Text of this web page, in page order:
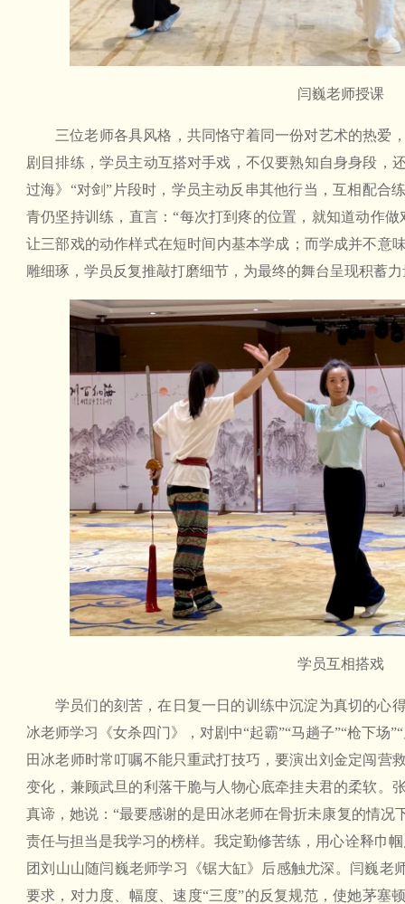
闫巍老师授课
三位老师各具风格，共同恪守着同一份对艺术的热爱
剧目排练，学员主动互搭对手戏，不仅要熟知自身身段，
过海》“对剑”片段时，学员主动反串其他行当，互相配合
青仍坚持训练，直言：“每次打到疼的位置，就知道动作
让三部戏的动作样式在短时间内基本学成；而学成并不
雕细琢，学员反复推敲打磨细节，为最终的舞台呈现积蓄
学员互相搭戏
学员们的刻苦，在日复一日的训练中沉淀为真切的心
冰老师学习《女杀四门》，对剧中“起霸”“马趟子”“枪下场
田冰老师时常叮嘱不能只重武打技巧，要演出刘金定闯营
变化，兼顾武旦的利落干脆与人物心底牵挂夫君的柔软。
真谛，她说：“最要感谢的是田冰老师在骨折未康复的情况
责任与担当是我学习的榜样。我定勤修苦练，用心诠释巾
团刘山山随闫巍老师学习《锯大缸》后感触尤深。闫巍老
要求，对力度、幅度、速度“三度”的反复规范，使她茅塞